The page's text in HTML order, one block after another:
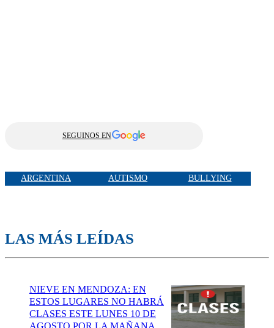
SEGUINOS EN
ARGENTINA AUTISMO BULLYING
LAS MÁS LEÍDAS
NIEVE EN MENDOZA: EN
ESTOS LUGARES NO HABRÁ
CLASES ESTE LUNES 10 DE
AGOSTO POR LA MAÑANA